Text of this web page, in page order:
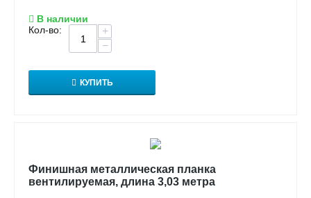
В наличии
Кол-во:
+
−
КУПИТЬ
Финишная металлическая планка
вентилируемая, длина 3,03 метра